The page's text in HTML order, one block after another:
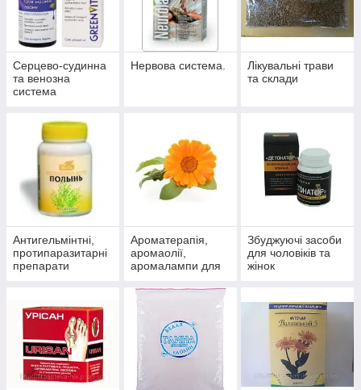
Серцево-судинна
та венозна
система
Нервова система.
Лікувальні трави
та склади
Антигельмінтні,
протипаразитарні
препарати
Ароматерапія,
аромаолії,
аромалампи для
приміщень
Збуджуючі засоби
для чоловіків та
жінок